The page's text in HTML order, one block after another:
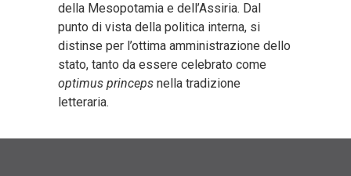
della Mesopotamia e dell’Assiria. Dal
punto di vista della politica interna, si
distinse per l’ottima amministrazione dello
stato, tanto da essere celebrato come
optimus princeps nella tradizione
letteraria.